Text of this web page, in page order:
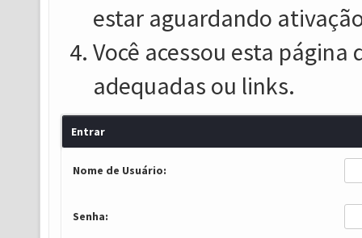
estar aguardando
Você acessou esta
adequadas ou links.
Entrar
Nome de Usuário:
Senha: